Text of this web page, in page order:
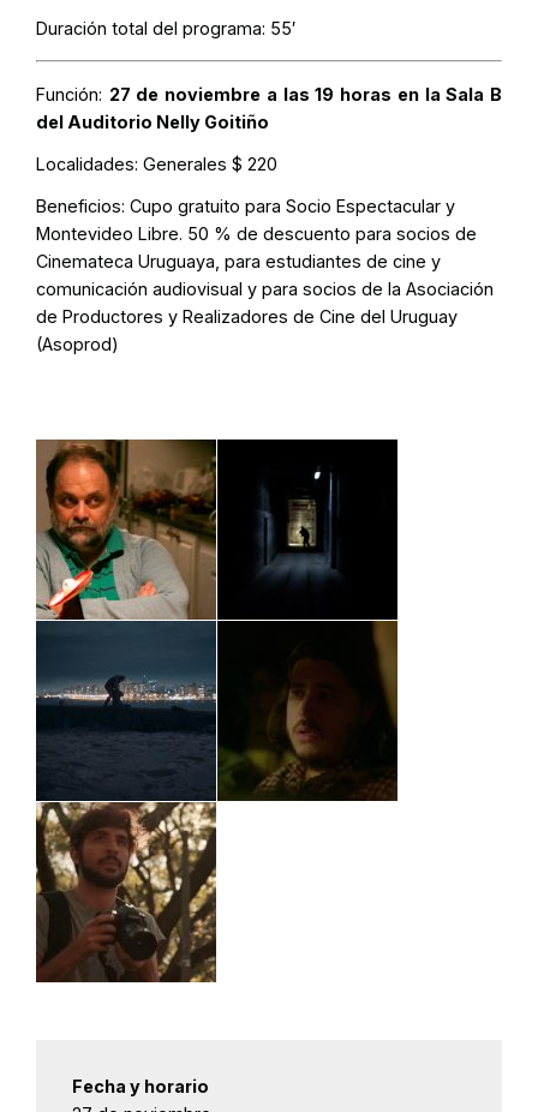
Duración total del programa: 55′
Función: 27 de noviembre a las 19 horas en la Sala B
del Auditorio Nelly Goitiño
Localidades: Generales $ 220
Beneficios: Cupo gratuito para Socio Espectacular y
Montevideo Libre. 50 % de descuento para socios de
Cinemateca Uruguaya, para estudiantes de cine y
comunicación audiovisual y para socios de la Asociación
de Productores y Realizadores de Cine del Uruguay
(Asoprod)
Fecha y horario